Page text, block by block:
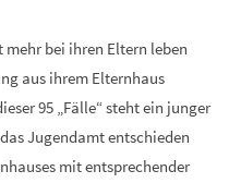
bei ihren Eltern leben
aus ihrem Elternhaus
95 „Fälle“ steht ein junger
Jugendamt entschieden
mit entsprechender